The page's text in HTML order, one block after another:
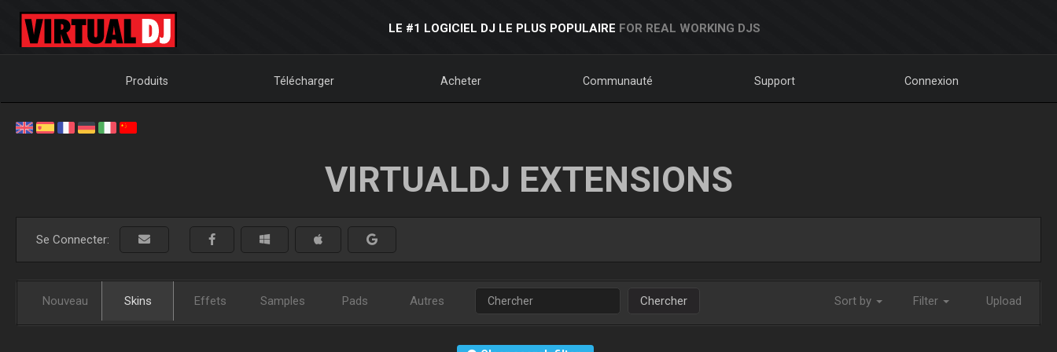
LE #1 LOGICIEL DJ LE PLUS POPULAIRE FOR REAL WORKING DJS
Produits Télécharger Acheter Communauté Support Connexion
VIRTUALDJ EXTENSIONS
Se Connecter:
Nouveau Skins Effets Samples Pads Autres Chercher Sort by Filter Upload